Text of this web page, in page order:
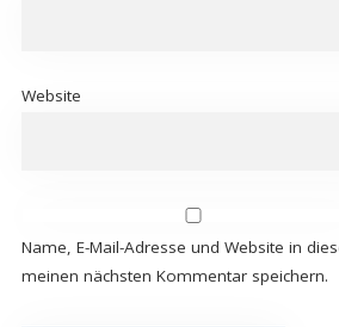
Website
Name, E-Mail-Adresse und Website in
meinen nächsten Kommentar speichern.